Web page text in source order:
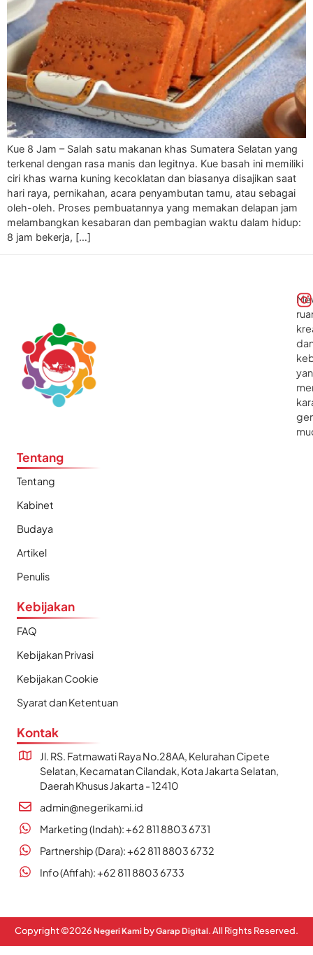
Kue 8 Jam – Salah satu makanan khas Sumatera Selatan yang
terkenal dengan rasa manis dan legitnya. Kue basah ini memiliki
ciri khas warna kuning kecoklatan dan biasanya disajikan saat
hari raya, pernikahan, acara penyambutan tamu, atau sebagai
oleh-oleh. Proses pembuatannya yang memakan delapan jam
melambangkan kesabaran dan pembagian waktu dalam hidup:
8 jam bekerja, […]
Tentang
Tentang
Kabinet
Budaya
Artikel
Penulis
Kebijakan
FAQ
Kebijakan Privasi
Kebijakan Cookie
Syarat dan Ketentuan
Kontak
Jl. RS. Fatmawati Raya No.28AA, Kelurahan Cipete
Selatan, Kecamatan Cilandak, Kota Jakarta Selatan,
Daerah Khusus Jakarta - 12410
admin@negerikami.id
Marketing (Indah): +62 811 8803 6731
Partnership (Dara): +62 811 8803 6732
Info (Afifah): +62 811 8803 6733
Copyright ©2026 Negeri Kami byGarap Digital. All Rights Reserved.